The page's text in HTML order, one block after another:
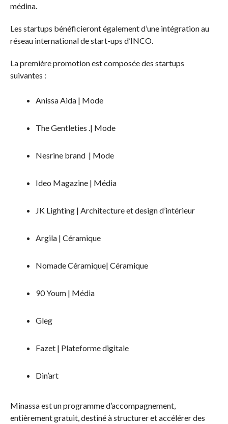
médina.
Les startups bénéficieront également d’une intégration au
réseau international de start-ups d’INCO.
La première promotion est composée des startups
suivantes :
Anissa Aida | Mode
The Gentleties .| Mode
Nesrine brand | Mode
Ideo Magazine | Média
JK Lighting | Architecture et design d’intérieur
Argila | Céramique
Nomade Céramique| Céramique
90 Youm | Média
Gleg
Fazet | Plateforme digitale
Din’art
Minassa est un programme d’accompagnement,
entièrement gratuit, destiné à structurer et accélérer des